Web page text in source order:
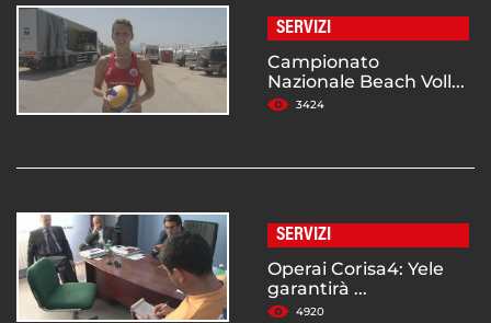
SERVIZI
Campionato
Nazionale Beach Voll...
3424
SERVIZI
Operai Corisa4: Yele
garantirà ...
4920